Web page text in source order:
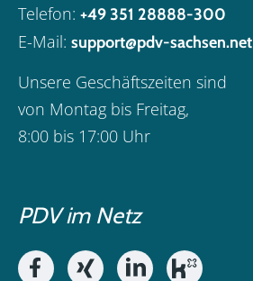
Telefon: +49 351 28888-300
E-Mail: support@pdv-sachsen.net
Unsere Geschäftszeiten sind
von Montag bis Freitag,
8:00 bis 17:00 Uhr
PDV im Netz